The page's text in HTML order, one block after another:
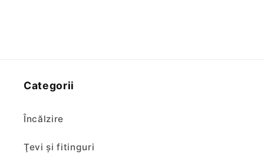
Categorii
Încălzire
Ţevi şi fitinguri